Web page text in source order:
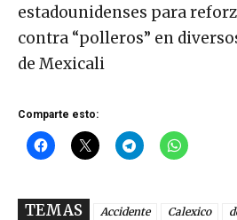
estadounidenses para
contra “polleros” en
de Mexicali
Comparte esto:
TEMAS Accidente Calexico